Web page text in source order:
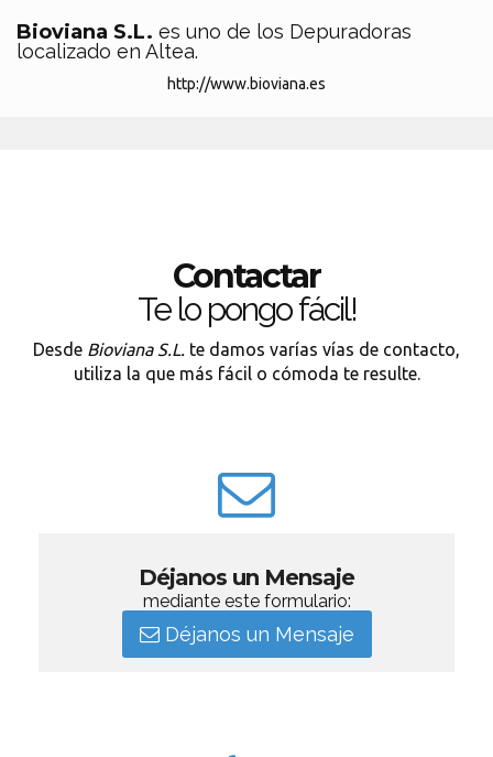
Bioviana S.L. es uno de los Depuradoras
localizado en Altea.
http://www.bioviana.es
Contactar
Te lo pongo fácil!
Desde Bioviana S.L. te damos varías vías de contacto,
utiliza la que más fácil o cómoda te resulte.
Déjanos un Mensaje
mediante este formulario:
Déjanos un Mensaje